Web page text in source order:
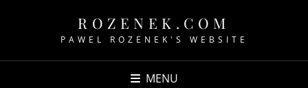
ROZENEK.COM
PAWEL ROZENEK'S WEBSITE
MENU